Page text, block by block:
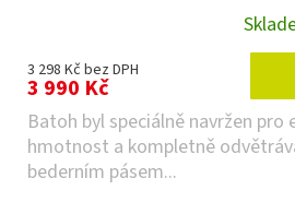
3 298 Kč bez DPH
3 990 Kč
Batoh byl speciálně navržen pro
hmotnost a kompletně
bederním pásem...